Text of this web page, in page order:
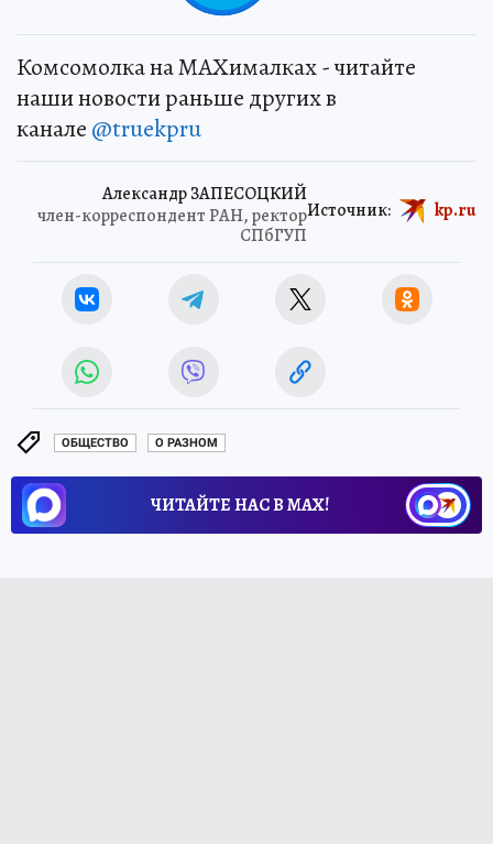
Комсомолка на MAXималках - читайте
наши новости раньше других в
канале @truekpru
Александр ЗАПЕСОЦКИЙ
член-корреспондент РАН, ректор
СПбГУП
Источник: kp.ru
ОБЩЕСТВО О РАЗНОМ
ЧИТАЙТЕ НАС В МАХ!